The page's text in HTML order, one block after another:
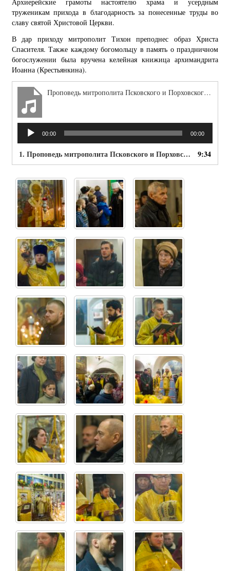
Архиерейские грамоты настоятелю храма и усердным
труженикам прихода в благодарность за понесенные труды во
славу святой Христовой Церкви.
В дар приходу митрополит Тихон преподнес образ Христа
Спасителя. Также каждому богомольцу в память о праздничном
богослужении была вручена келейная книжица архимандрита
Иоанна (Крестьянкина).
Проповедь митрополита Псковского и Порховского Тихона накануне дня памяти свт. Николая
Аудиоплеер
00:00 00:00
1. Проповедь митрополита Псковского и Порховского Тихона накануне дня памяти свт. Николая 9:34